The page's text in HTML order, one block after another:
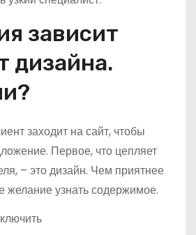
зависит
дизайна.
заходит на сайт, чтобы
Первое, что цепляет
– это дизайн. Чем приятнее
желание узнать содержимое.